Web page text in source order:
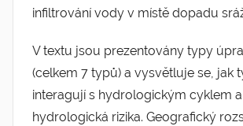
infiltrování vody v místě dopadu
V textu jsou prezentovány typy
(celkem 7 typů) a vysvětluje se, jak
interagují s hydrologickým cyklem
hydrologická rizika. Geografický